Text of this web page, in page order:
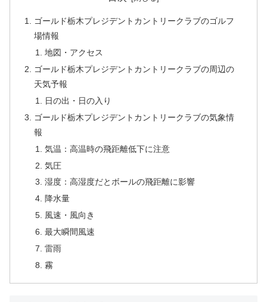
ゴールド栃木プレジデントカントリークラブのゴルフ
場情報
地図・アクセス
ゴールド栃木プレジデントカントリークラブの周辺の
天気予報
日の出・日の入り
ゴールド栃木プレジデントカントリークラブの気象情
報
気温：高温時の飛距離低下に注意
気圧
湿度：高湿度だとボールの飛距離に影響
降水量
風速・風向き
最大瞬間風速
雷雨
霧